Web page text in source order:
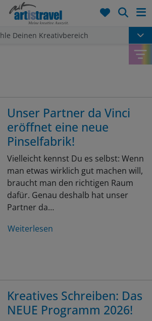
Deinen Kreativbereich
Unser Partner da Vinci
eröffnet eine neue
Pinselfabrik!
Vielleicht kennst Du es selbst: Wenn
man etwas wirklich gut machen will,
braucht man den richtigen Raum
dafür. Genau deshalb hat unser
Partner da…
Weiterlesen
Kreatives Schreiben: Das
NEUE Programm 2026!